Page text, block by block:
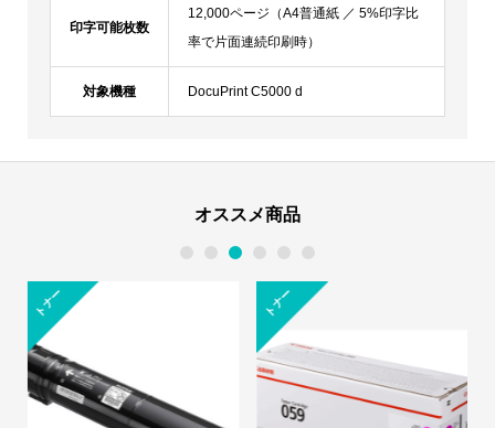
印字可能枚数
12,000ページ（A4普通紙 ／ 5%印字比
率で片面連続印刷時）
対象機種 DocuPrint C5000 d
オススメ商品
トナー トナー
1 2 3 4 5 6